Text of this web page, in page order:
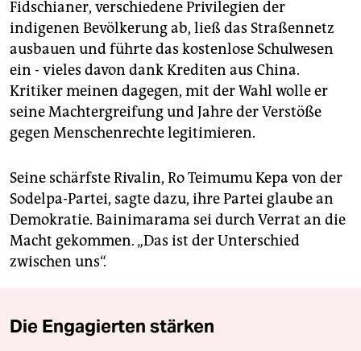
Fidschianer, verschiedene Privilegien der
indigenen Bevölkerung ab, ließ das Straßennetz
ausbauen und führte das kostenlose Schulwesen
ein - vieles davon dank Krediten aus China.
Kritiker meinen dagegen, mit der Wahl wolle er
seine Machtergreifung und Jahre der Verstöße
gegen Menschenrechte legitimieren.
Seine schärfste Rivalin, Ro Teimumu Kepa von der
Sodelpa-Partei, sagte dazu, ihre Partei glaube an
Demokratie. Bainimarama sei durch Verrat an die
Macht gekommen. „Das ist der Unterschied
zwischen uns“.
Die Engagierten stärken